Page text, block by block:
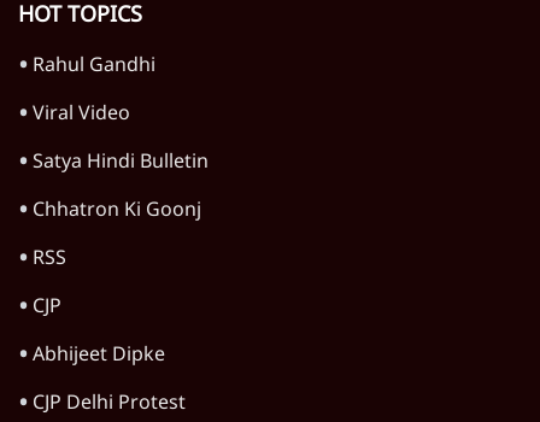
HOT TOPICS
Rahul Gandhi
Viral Video
Satya Hindi Bulletin
Chhatron Ki Goonj
RSS
CJP
Abhijeet Dipke
CJP Delhi Protest